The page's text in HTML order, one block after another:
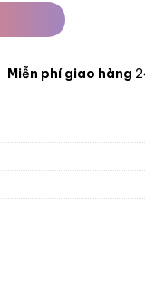
Miễn phí giao hàng